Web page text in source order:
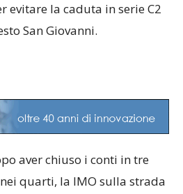
evitare la caduta in serie C2
San Giovanni.
aver chiuso i conti in tre
quarti, la IMO sulla strada